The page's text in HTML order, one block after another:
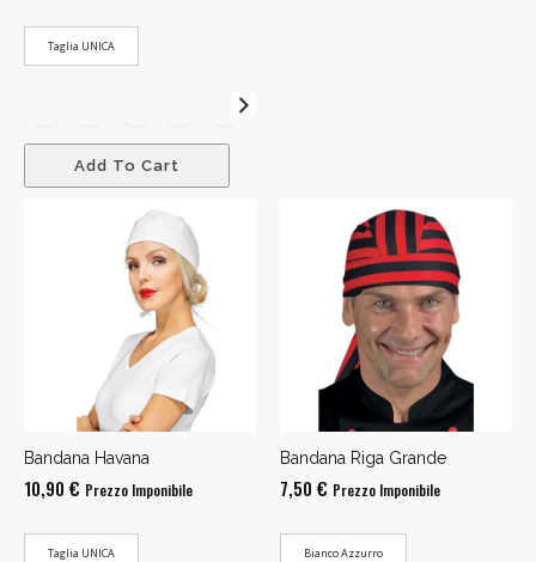
Taglia UNICA
Add To Cart
Bandana Havana
10,90 € Prezzo Imponibile
Taglia UNICA
Bandana Riga Grande
7,50 € Prezzo Imponibile
Bianco Azzurro